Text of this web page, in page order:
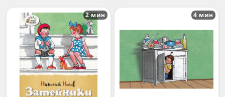
2 мин 4 мин